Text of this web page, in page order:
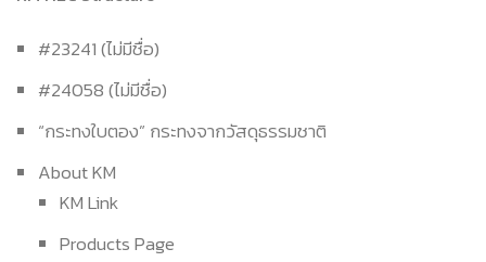
#23241 (ไม่มีชื่อ)
#24058 (ไม่มีชื่อ)
“กระทงใบตอง” กระทงจากวัสดุธรรมชาติ
About KM
KM Link
Products Page